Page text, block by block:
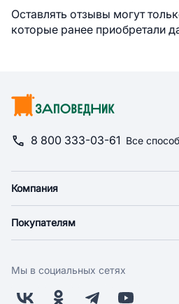
Оставлять отзывы могут
которые ранее приобретали
8 800 333-03-61 Все
Компания
Новости
Поставщикам
Покупателям
Оплата
Бонусная программа
Мы в социальных сетях